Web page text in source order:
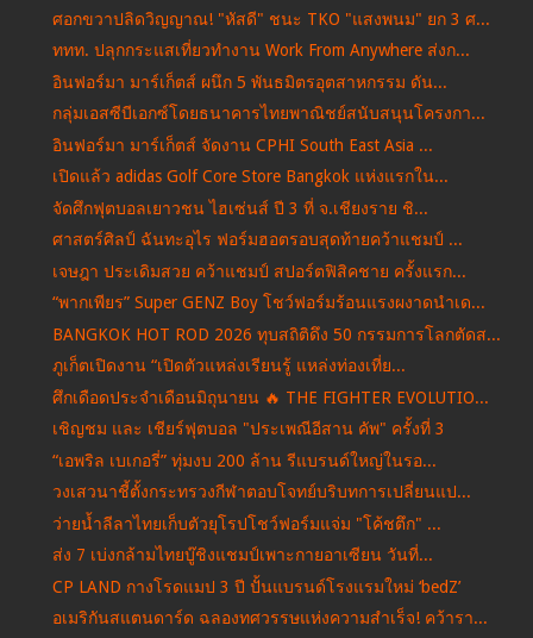
ศอกขวาปลิดวิญญาณ! "หัสดี" ชนะ TKO "แสงพนม" ยก 3 ศ...
ททท. ปลุกกระแสเที่ยวทำงาน Work From Anywhere ส่งก...
อินฟอร์มา มาร์เก็ตส์ ผนึก 5 พันธมิตรอุตสาหกรรม ดัน...
กลุ่มเอสซีบีเอกซ์โดยธนาคารไทยพาณิชย์สนับสนุนโครงกา...
อินฟอร์มา มาร์เก็ตส์ จัดงาน CPHI South East Asia ...
เปิดแล้ว adidas Golf Core Store Bangkok แห่งแรกใน...
จัดศึกฟุตบอลเยาวชน ไฮเซ่นส์ ปี 3 ที่ จ.เชียงราย ชิ...
ศาสตร์ศิลป์ ฉันทะอุไร ฟอร์มฮอตรอบสุดท้ายคว้าแชมป์ ...
เจษฎา ประเดิมสวย คว้าแชมป์ สปอร์ตฟิสิคชาย ครั้งแรก...
“พากเพียร” Super GENZ Boy โชว์ฟอร์มร้อนแรงผงาดนำเด...
BANGKOK HOT ROD 2026 ทุบสถิติดึง 50 กรรมการโลกตัดส...
ภูเก็ตเปิดงาน “เปิดตัวแหล่งเรียนรู้ แหล่งท่องเที่ย...
ศึกเดือดประจำเดือนมิถุนายน 🔥 THE FIGHTER EVOLUTIO...
เชิญชม และ เชียร์ฟุตบอล "ประเพณีอีสาน คัพ" ครั้งที่ 3
“เอพริล เบเกอรี่” ทุ่มงบ 200 ล้าน รีแบรนด์ใหญ่ในรอ...
วงเสวนาชี้ตั้งกระทรวงกีฬาตอบโจทย์บริบทการเปลี่ยนแป...
ว่ายน้ำลีลาไทยเก็บตัวยุโรปโชว์ฟอร์มแจ่ม "โค้ชตึก" ...
ส่ง 7 เบ่งกล้ามไทยบู๊ชิงแชมป์เพาะกายอาเซียน วันที่...
CP LAND กางโรดแมป 3 ปี ปั้นแบรนด์โรงแรมใหม่ ‘bedZ’
อเมริกันสแตนดาร์ด ฉลองทศวรรษแห่งความสำเร็จ! คว้ารา...